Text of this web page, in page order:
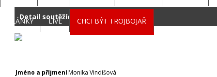
ČLÁNKY LIVE CHCI BÝT TROJBOJAŘ
Detail soutěžícího
Jméno a příjmeníMonika Vindišová